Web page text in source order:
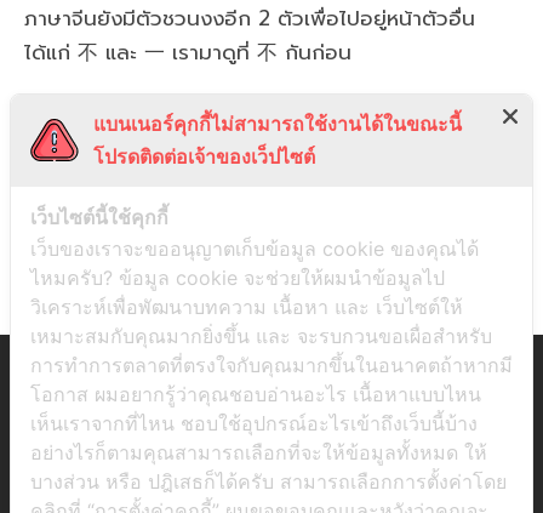
ภาษาจีนยังมีตัวชวนงงอีก 2 ตัวเพื่อไปอยู่หน้าตัวอื่น
ได้แก่ 不 และ 一 เรามาดูที่ 不 กันก่อน
不 โดยปกติจะออกเสียงว่า bù เป็นเสียงสี่ หรือ 去声 ซึ่ง
เมื่อไปอยู่หน้าเสียงหนึ่ง สอง หรือ สามก็ยังเหมือนเดิม
เช่น 不高 (bùgāo)、不来 (bùlái)、不好 (bùhǎo)
เป็นต้น
แต่เมื่อไปนำหน้าเสียงสี่ด้วยกัน จะเปลี่ยนเป็นเสียงสอง
แทน เช่น 不用 จาก bùyòng จะอ่านเป็น búyòng
แบนเนอร์คุกกี้ไม่สามารถใช้งานได้ในขณะนี้
โปรดติดต่อเจ้าของเว็ปไซต์
เว็บไซต์นี้ใช้คุกกี้
เว็บของเราจะขออนุญาตเก็บข้อมูล cookie ของคุณได้
ไหมครับ? ข้อมูล cookie จะช่วยให้ผมนำข้อมูลไป
วิเคราะห์เพื่อพัฒนาบทความ เนื้อหา และ เว็บไซต์ให้
เหมาะสมกับคุณมากยิ่งขึ้น และ จะรบกวนขอเผื่อสำหรับ
การทำการตลาดที่ตรงใจกับคุณมากขึ้นในอนาคตถ้าหากมี
โอกาส ผมอยากรู้ว่าคุณชอบอ่านอะไร เนื้อหาแบบไหน
เห็นเราจากที่ไหน ชอบใช้อุปกรณ์อะไรเข้าถึงเว็บนี้บ้าง
อย่างไรก็ตามคุณสามารถเลือกที่จะให้ข้อมูลทั้งหมด ให้
บางส่วน หรือ ปฎิเสธก็ได้ครับ สามารถเลือกการตั้งค่าโดย